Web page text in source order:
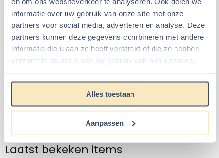
informatie over uw gebruik van onze site met onze
partners voor social media, adverteren en analyse. Deze
partners kunnen deze gegevens combineren met andere
informatie die u aan ze heeft verstrekt of die ze hebben
verzameld op basis van uw gebruik van hun services.
Alles toestaan
Aanpassen
Groene Plantentak dun 130 cm
Knock Down Terrarium
Aantal kiezen voor Universele wielen voor Knock Down
Terrarium Woestijnzand
5 / 12,5 KG
Aantal kiezen voor Terrarium
Laatst bekeken items